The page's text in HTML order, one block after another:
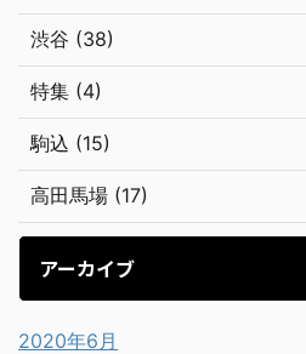
渋谷 (38)
特集 (4)
駒込 (15)
高田馬場 (17)
アーカイブ
2020年6月